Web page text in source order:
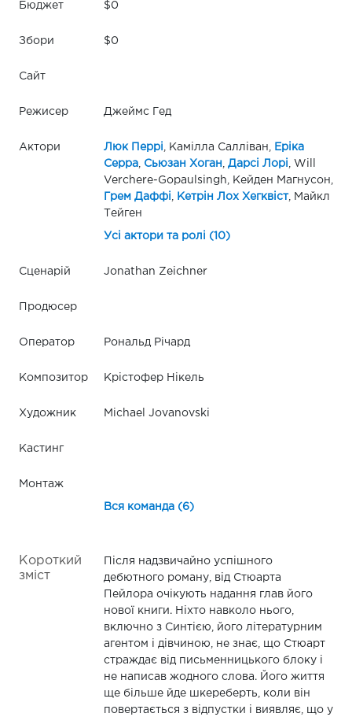
Бюджет $0
Збори $0
Сайт
Режисер Джеймс Гед
Актори Люк Перрі , Камілла Салліван, Еріка
Серра, Сьюзан Хоган , Дарсі Лорі , Will
Verchere-Gopaulsingh, Кейден Магнусон,
Грем Даффі , Кетрін Лох Хегквіст, Майкл
Тейген
Усі актори та ролі (10)
Сценарій Jonathan Zeichner
Продюсер
Оператор Рональд Річард
Композитор Крістофер Нікель
Художник Michael Jovanovski
Кастинг
Монтаж
Вся команда (6)
Короткий
зміст
Після надзвичайно успішного
дебютного роману, від Стюарта
Пейлора очікують надання глав його
нової книги. Ніхто навколо нього,
включно з Синтією, його літературним
агентом і дівчиною, не знає, що Стюарт
страждає від письменницького блоку і
не написав жодного слова. Його життя
ще більше йде шкереберть, коли він
повертається з відпустки і виявляє, що у